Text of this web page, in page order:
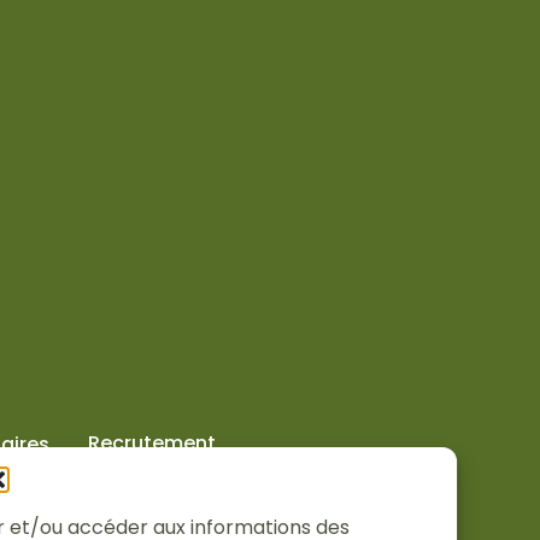
et/ou accéder aux informations des
Recrutement